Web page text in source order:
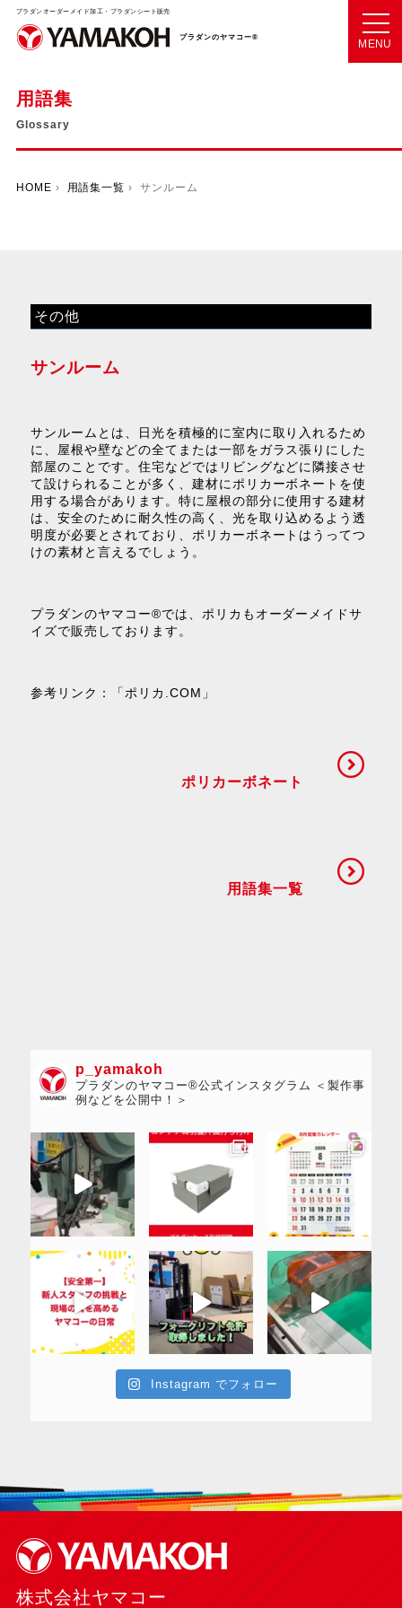
プラダンオーダーメイド加工・プラダンシート販売
プラダンのヤマコー®
MENU
用語集
Glossary
HOME › 用語集一覧 › サンルーム
その他
サンルーム
サンルームとは、日光を積極的に室内に取り入れるため
に、屋根や壁などの全てまたは一部をガラス張りにした
部屋のことです。住宅などではリビングなどに隣接させ
て設けられることが多く、建材にポリカーボネートを使
用する場合があります。特に屋根の部分に使用する建材
は、安全のために耐久性の高く、光を取り込めるよう透
明度が必要とされており、ポリカーボネートはうってつ
けの素材と言えるでしょう。
プラダンのヤマコー®では、ポリカもオーダーメイドサ
イズで販売しております。
参考リンク： 「ポリカ.COM」
ポリカーボネート
用語集一覧
p_yamakoh
プラダンのヤマコー®公式インスタグラム ＜製作事
例などを公開中！＞
Instagram でフォロー
株式会社ヤマコー